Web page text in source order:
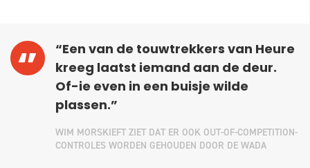
“Een van de touwtrekkers van Heure
kreeg laatst iemand aan de deur.
Of-ie even in een buisje wilde
plassen.”
WIM MORSKIEFT ZIET DAT ER OOK OUT-OF-COMPETITION-
CONTROLES WORDEN GEHOUDEN DOOR DE WADA